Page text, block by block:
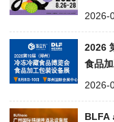
2026-
2026
食品
2026-
BLFA